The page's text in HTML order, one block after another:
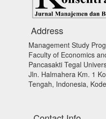
Address
Management Study
Faculty of Economics
Pancasakti Tegal
Jln. Halmahera Km. 1
Tengah, Indonesia,